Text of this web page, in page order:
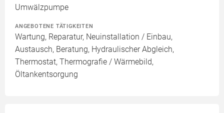
Umwälzpumpe
ANGEBOTENE TÄTIGKEITEN
Wartung, Reparatur, Neuinstallation / Einbau,
Austausch, Beratung, Hydraulischer Abgleich,
Thermostat, Thermografie / Wärmebild,
Öltankentsorgung